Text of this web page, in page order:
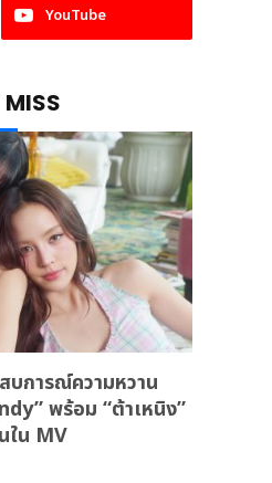
YouTube
บการณ์ความหวาน
พร้อม “ต้าเหนิง”
ใน MV